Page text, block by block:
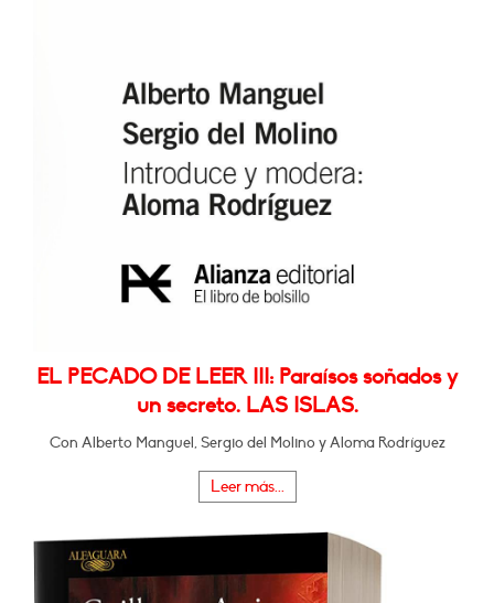
EL PECADO DE LEER III: Paraísos soñados y
un secreto. LAS ISLAS.
Con Alberto Manguel, Sergio del Molino y Aloma Rodríguez
Leer más...